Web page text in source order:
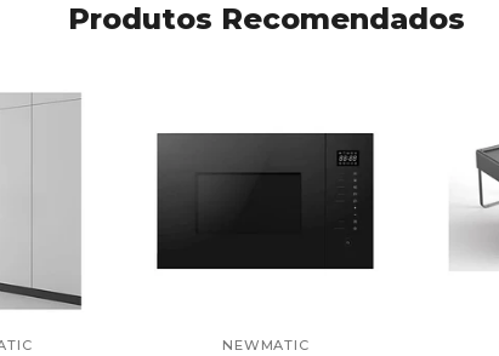
Produtos Recomendados
NEWMATIC